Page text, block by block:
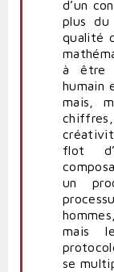
d’un
plus du
qualité
à être
humain
mais,
flot
un
mais
se